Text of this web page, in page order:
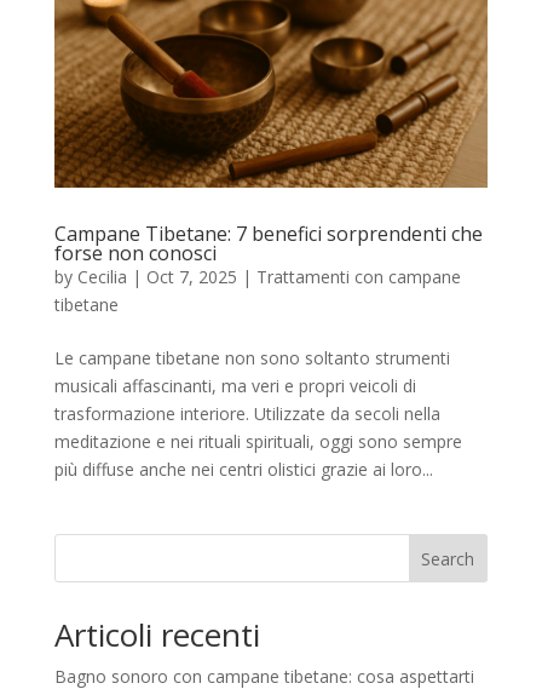
Campane Tibetane: 7 benefici sorprendenti che
forse non conosci
by Cecilia | Oct 7, 2025 | Trattamenti con campane
tibetane
Le campane tibetane non sono soltanto strumenti
musicali affascinanti, ma veri e propri veicoli di
trasformazione interiore. Utilizzate da secoli nella
meditazione e nei rituali spirituali, oggi sono sempre
più diffuse anche nei centri olistici grazie ai loro...
Search
Articoli recenti
Bagno sonoro con campane tibetane: cosa aspettarti